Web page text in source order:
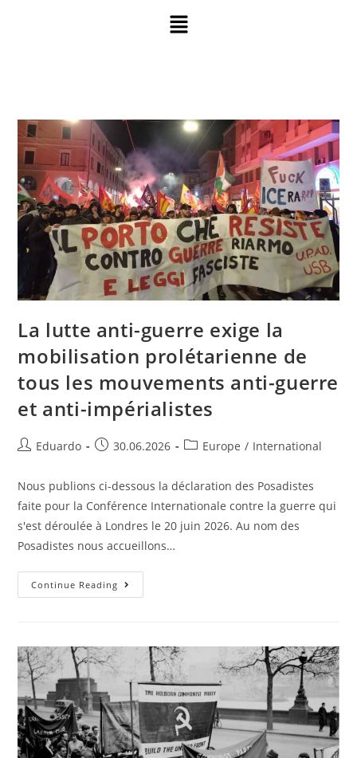
La lutte anti-guerre exige la
mobilisation prolétarienne de
tous les mouvements anti-guerre
et anti-impérialistes
Eduardo 30.06.2026 Europe / International
Nous publions ci-dessous la déclaration des Posadistes
faite pour la Conférence Internationale contre la guerre qui
s'est déroulée à Londres le 20 juin 2026. Au nom des
Posadistes nous accueillons…
Continue Reading